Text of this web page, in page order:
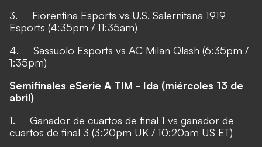
3. Fiorentina Esports vs U.S. Salernitana 1919
Esports (4:35pm / 11:35am)
4. Sassuolo Esports vs AC Milan Qlash (6:35pm /
1:35pm)
Semifinales eSerie A TIM - Ida (miércoles 13 de
abril)
1. Ganador de cuartos de final 1 vs ganador de
cuartos de final 3 (3:20pm UK / 10:20am US ET)